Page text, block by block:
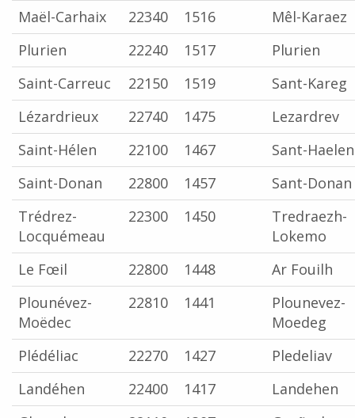
Maël-Carhaix
22340 1516
Mêl-Karaez
Plurien
22240 1517
Plurien
Saint-Carreuc
22150 1519
Sant-Kareg
Lézardrieux
22740 1475
Lezardrev
Saint-Hélen
22100 1467
Sant-Haelen
Saint-Donan
22800 1457
Sant-Donan
Trédrez-
Locquémeau
22300 1450
Tredraezh-
Lokemo
Le Fœil
22800 1448
Ar Fouilh
Plounévez-
Moëdec
22810 1441
Plounevez-
Moedeg
Plédéliac
22270 1427
Pledeliav
Landéhen
22400 1417
Landehen